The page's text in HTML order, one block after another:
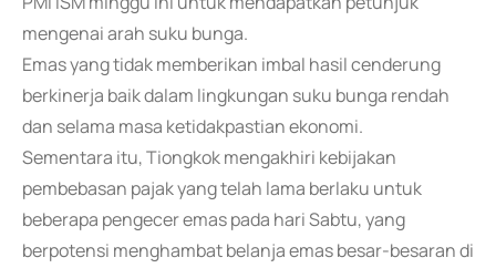
mengenai arah suku bunga.
Emas yang tidak memberikan imbal hasil cenderung
berkinerja baik dalam lingkungan suku bunga rendah
dan selama masa ketidakpastian ekonomi.
Sementara itu, Tiongkok mengakhiri kebijakan
pembebasan pajak yang telah lama berlaku untuk
beberapa pengecer emas pada hari Sabtu, yang
berpotensi menghambat belanja emas besar-besaran di